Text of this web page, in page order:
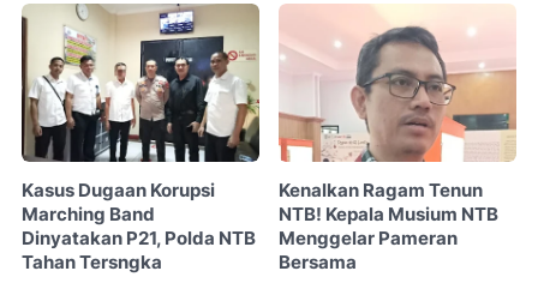
Kasus Dugaan Korupsi
Marching Band
Dinyatakan P21, Polda NTB
Tahan Tersngka
Kenalkan Ragam Tenun
NTB! Kepala Musium NTB
Menggelar Pameran
Bersama